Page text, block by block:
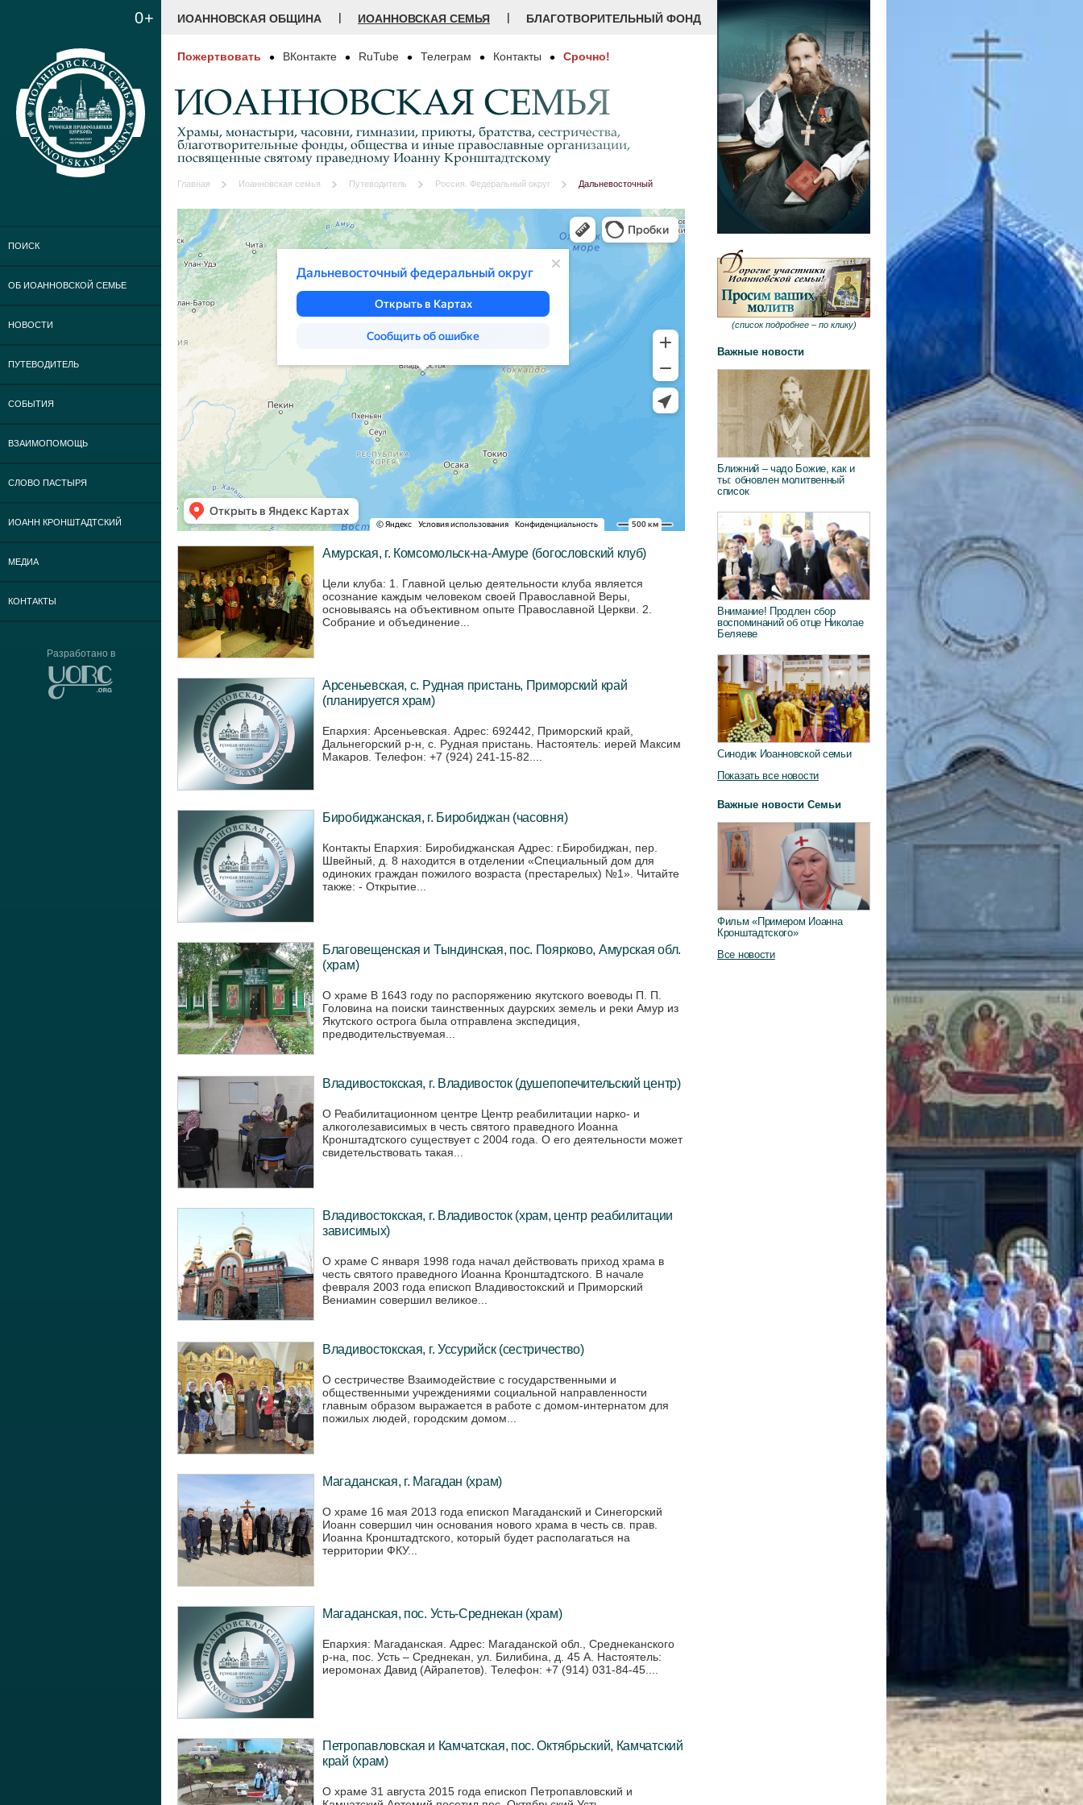
0+
ПОИСК
ОБ ИОАННОВСКОЙ СЕМЬЕ
НОВОСТИ
ПУТЕВОДИТЕЛЬ
СОБЫТИЯ
ВЗАИМОПОМОЩЬ
СЛОВО ПАСТЫРЯ
ИОАНН КРОНШТАДТСКИЙ
МЕДИА
КОНТАКТЫ
Разработано в
ИОАННОВСКАЯ ОБЩИНА | ИОАННОВСКАЯ СЕМЬЯ | БЛАГОТВОРИТЕЛЬНЫЙ ФОНД
Пожертвовать ВКонтакте RuTube Телеграм Контакты Срочно!
ИОАННОВСКАЯ СЕМЬЯ
Храмы, монастыри, часовни, гимназии, приюты, братства, сестричества,
благотворительные фонды, общества и иные православные организации,
посвященные святому праведному Иоанну Кронштадтскому
Главная Иоанновская семья Путеводитель Россия. Федеральный округ Дальневосточный
Амурская, г. Комсомольск-на-Амуре (богословский клуб)
Цели клуба: 1. Главной целью деятельности клуба является
осознание каждым человеком своей Православной Веры,
основываясь на объективном опыте Православной Церкви. 2.
Собрание и объединение...
Арсеньевская, с. Рудная пристань, Приморский край
(планируется храм)
Епархия: Арсеньевская. Адрес: 692442, Приморский край,
Дальнегорский р-н, с. Рудная пристань. Настоятель: иерей Максим
Макаров. Телефон: +7 (924) 241-15-82....
Биробиджанская, г. Биробиджан (часовня)
Контакты Епархия: Биробиджанская Адрес: г.Биробиджан, пер.
Швейный, д. 8 находится в отделении «Специальный дом для
одиноких граждан пожилого возраста (престарелых) №1». Читайте
также: - Открытие...
Благовещенская и Тындинская, пос. Поярково, Амурская обл.
(храм)
О храме В 1643 году по распоряжению якутского воеводы П. П.
Головина на поиски таинственных даурских земель и реки Амур из
Якутского острога была отправлена экспедиция,
предводительствуемая...
Владивостокская, г. Владивосток (душепопечительский центр)
О Реабилитационном центре Центр реабилитации нарко- и
алкоголезависимых в честь святого праведного Иоанна
Кронштадтского существует с 2004 года. О его деятельности может
свидетельствовать такая...
Владивостокская, г. Владивосток (храм, центр реабилитации
зависимых)
О храме С января 1998 года начал действовать приход храма в
честь святого праведного Иоанна Кронштадтского. В начале
февраля 2003 года епископ Владивостокский и Приморский
Вениамин совершил великое...
Владивостокская, г. Уссурийск (сестричество)
О сестричестве Взаимодействие с государственными и
общественными учреждениями социальной направленности
главным образом выражается в работе с домом-интернатом для
пожилых людей, городским домом...
Магаданская, г. Магадан (храм)
О храме 16 мая 2013 года епископ Магаданский и Синегорский
Иоанн совершил чин основания нового храма в честь св. прав.
Иоанна Кронштадтского, который будет располагаться на
территории ФКУ...
Магаданская, пос. Усть-Среднекан (храм)
Епархия: Магаданская. Адрес: Магаданской обл., Среднеканского
р-на, пос. Усть – Среднекан, ул. Билибина, д. 45 А. Настоятель:
иеромонах Давид (Айрапетов). Телефон: +7 (914) 031-84-45....
Петропавловская и Камчатская, пос. Октябрьский, Камчатский
край (храм)
О храме 31 августа 2015 года епископ Петропавловский и
(список подробнее – по клику)
Важные новости
Ближний – чадо Божие, как и
ты: обновлен молитвенный
список
Внимание! Продлен сбор
воспоминаний об отце Николае
Беляеве
Синодик Иоанновской семьи
Показать все новости
Важные новости Семьи
Фильм «Примером Иоанна
Кронштадтского»
Все новости